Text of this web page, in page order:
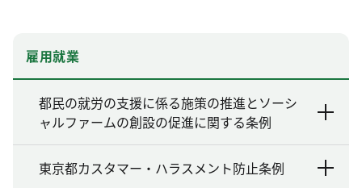
雇用就業
都民の就労の支援に係る施策の推進とソーシ
ャルファームの創設の促進に関する条例
東京都カスタマー・ハラスメント防止条例